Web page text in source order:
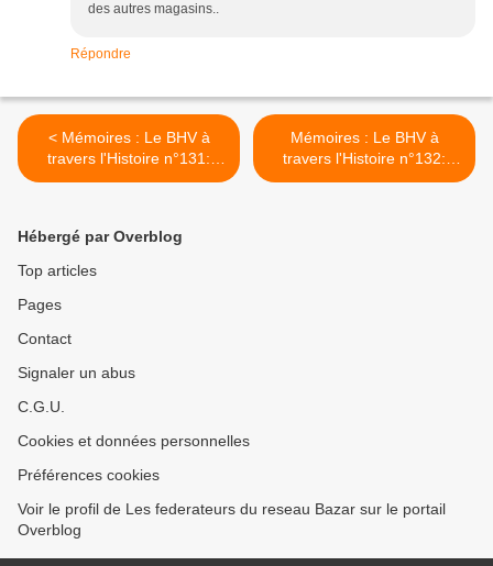
des autres magasins..
Répondre
< Mémoires : Le BHV à
travers l'Histoire n°131:
1987 partie 1/3
Mémoires : Le BHV à
travers l'Histoire n°132:
1987 partie 2/3 >
Hébergé par Overblog
Top articles
Pages
Contact
Signaler un abus
C.G.U.
Cookies et données personnelles
Préférences cookies
Voir le profil de Les federateurs du reseau Bazar sur le portail
Overblog